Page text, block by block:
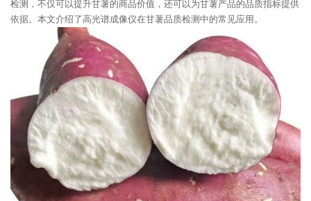
检测，不仅可以提升甘薯的商品价值，还可以为甘薯产品的品质指标提供
依据。本文介绍了高光谱成像仪在甘薯品质检测中的常见应用。